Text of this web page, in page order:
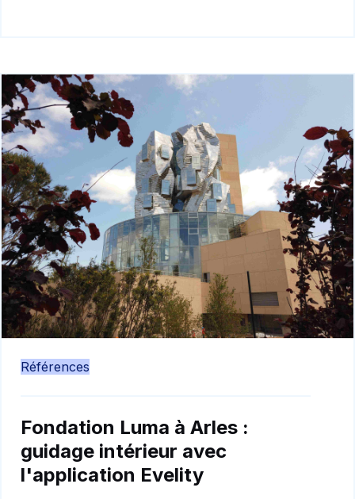
Références
Fondation Luma à Arles :
guidage intérieur avec
l'application Evelity